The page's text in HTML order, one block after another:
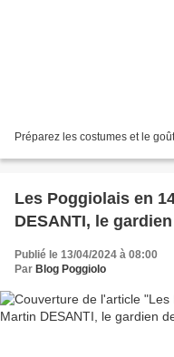
Préparez les costumes et le
Les Poggiolais en
DESANTI, le
Publié le 13/04/2024 à 08:00
Par Blog Poggiolo